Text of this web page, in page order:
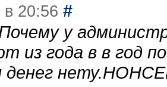
20:56 #
у
из года в в год
денег